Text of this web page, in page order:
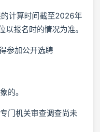
计算时间截至2026年
报名时的情况为准。
参加公开选聘
的。
门机关审查调查尚未